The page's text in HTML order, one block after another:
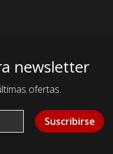
newsletter
ofertas.
Suscribirse